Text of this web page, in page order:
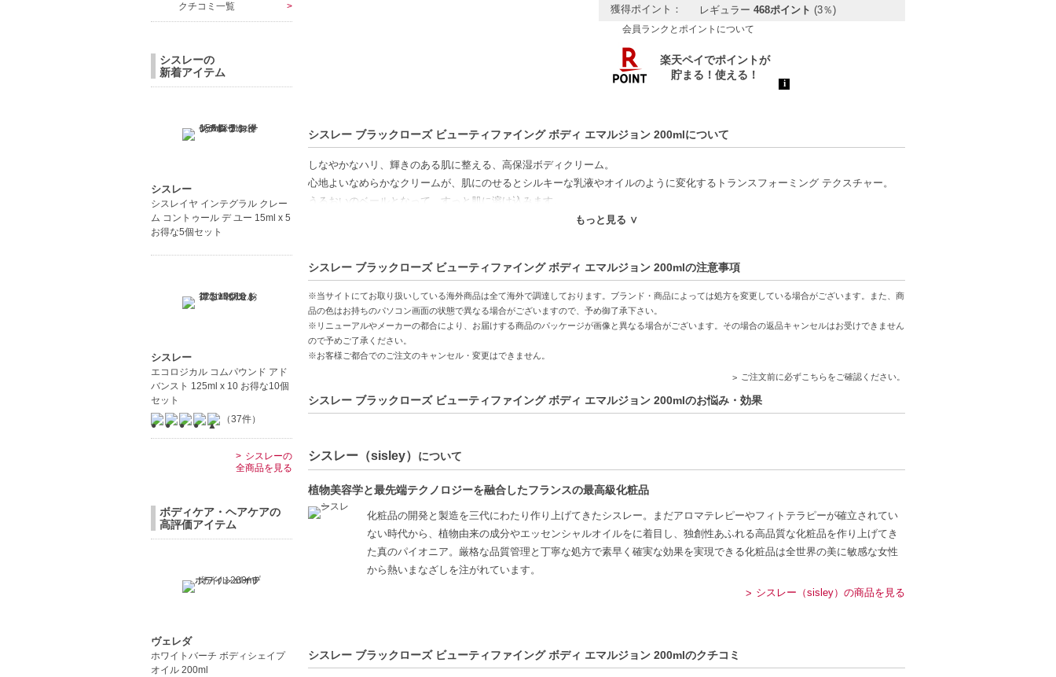
獲得ポイント： レギュラー 468ポイント (3％)
会員ランクとポイントについて
シスレー ブラックローズ ビューティファイング ボディ エマルジョン 200mlについて
しなやかなハリ、輝きのある肌に整える、高保湿ボディクリーム。
心地よいなめらかなクリームが、肌にのせるとシルキーな乳液やオイルのように変化するトランスフォーミング テクスチャー。
うるおいのベールとなって、すっと肌に溶け込みます。
トランスフォーミングテクスチャー-クリームが乳液やオイルに変化し、なめらかに広がる。
優雅なバラの香り-心地よい香りがリラックス効果をもたらし、バスタイムが至福の時間に。
【こんな方へおすすめ】
乾燥肌にお悩みの方
贅沢なボディケアを求める方
【JAN/UPC:3473311320704】
もっと見る ∨
シスレー ブラックローズ ビューティファイング ボディ エマルジョン 200mlの注意事項
※当サイトにてお取り扱いしている海外商品は全て海外で調達しております。ブランド・商品によっては処方を変更している場合がございます。また、商
品の色はお持ちのパソコン画面の状態で異なる場合がございますので、予め御了承下さい。
※リニューアルやメーカーの都合により、お届けする商品のパッケージが画像と異なる場合がございます。その場合の返品キャンセルはお受けできません
ので予めご了承ください。
※お客様ご都合でのご注文のキャンセル・変更はできません。
ご注文前に必ずこちらをご確認ください。
シスレー ブラックローズ ビューティファイング ボディ エマルジョン 200mlのお悩み・効果
シスレー（sisley） について
植物美容学と最先端テクノロジーを融合したフランスの最高級化粧品
化粧品の開発と製造を三代にわたり作り上げてきたシスレー。まだアロマテレピーやフィトテラピーが確立されてい
ない時代から、植物由来の成分やエッセンシャルオイルをに着目し、独創性あふれる高品質な化粧品を作り上げてき
た真のパイオニア。厳格な品質管理と丁寧な処方で素早く確実な効果を実現できる化粧品は全世界の美に敏感な女性
から熱いまなざしを注がれています。
シスレー（sisley）の商品を見る
シスレー ブラックローズ ビューティファイング ボディ エマルジョン 200mlのクチコミ
クチコミ一覧
シスレーの
新着アイテム
シスレー
シスレイヤ インテグラル クレー
ム コントゥール デ ユー 15ml x 5
お得な5個セット
シスレー
エコロジカル コムパウンド アド
バンスト 125ml x 10 お得な10個
セット
（37件）
シスレーの
全商品を見る
ボディケア・ヘアケアの
高評価アイテム
ヴェレダ
ホワイトバーチ ボディシェイプ
オイル 200ml